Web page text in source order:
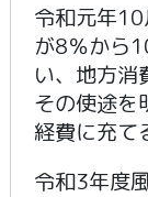
令和元年10
が8％から
い、地方消
その使途を
経費に充て
令和3年度